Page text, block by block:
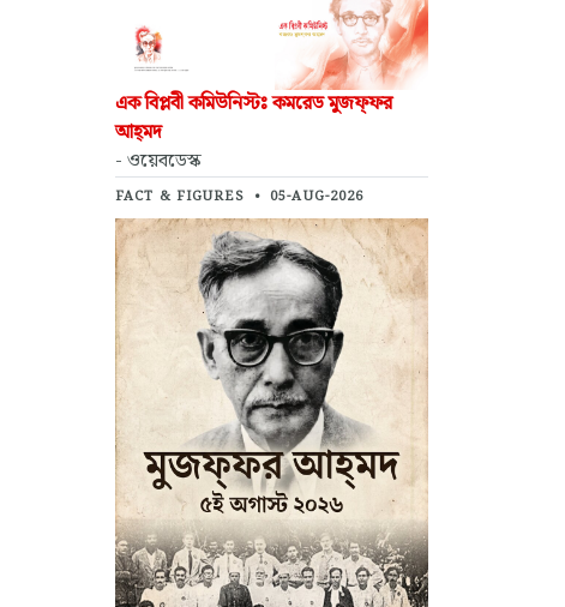
এক বিপ্লবী কমিউনিস্টঃ কমরেড মুজফ্‌ফর
আহ্‌মদ
- ওয়েবডেস্ক
FACT & FIGURES • 05-AUG-2026